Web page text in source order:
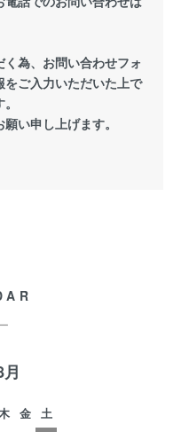
為、お問い合わせフォ
ご入力いただいた上で
い申し上げます。
金
土